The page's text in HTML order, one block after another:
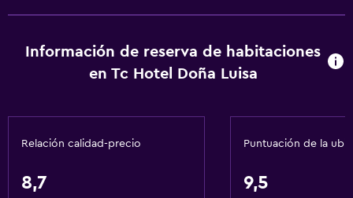
Información de reserva de habitaciones
en Tc Hotel Doña Luisa
Relación calidad-precio
8,7
Puntuación de la
9,5